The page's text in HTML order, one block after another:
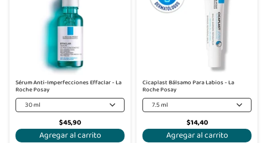
Sérum Anti-Imperfecciones Effaclar - La
Roche Posay
30 ml
$45,90
Agregar al carrito
Cicaplast Bálsamo Para Labios - La
Roche Posay
7.5 ml
$14,40
Agregar al carrito